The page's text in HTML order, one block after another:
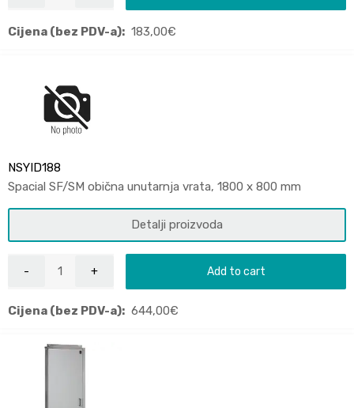
Cijena (bez PDV-a): 183,00€
NSYID188
Spacial SF/SM obična unutarnja vrata, 1800 x 800 mm
Detalji proizvoda
Add to cart
Cijena (bez PDV-a): 644,00€